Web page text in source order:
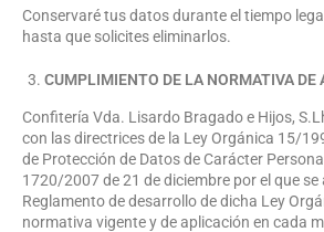
Conservaré tus datos durante el tiempo
hasta que solicites eliminarlos.
CUMPLIMIENTO DE LA NORMATIVA DE
Confitería Vda. Lisardo Bragado e Hijos,
con las directrices de la Ley Orgánica 15/
de Protección de Datos de Carácter
1720/2007 de 21 de diciembre por el que se
Reglamento de desarrollo de dicha Ley
normativa vigente y de aplicación en cada